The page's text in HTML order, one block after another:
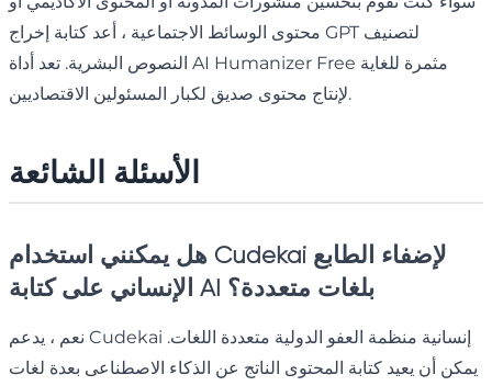
محتوى الوسائط الاجتماعية ، أعد كتابة إخراج GPT لتصنيف
النصوص البشرية. تعد أداة AI Humanizer Free مثمرة للغاية
لإنتاج محتوى صديق لكبار المسئولين الاقتصاديين.
الأسئلة الشائعة
هل يمكنني استخدام Cudekai لإضفاء الطابع
الإنساني على كتابة AI بلغات متعددة؟
نعم ، يدعم Cudekai إنسانية منظمة العفو الدولية متعددة اللغات.
يمكن أن يعيد كتابة المحتوى الناتج عن الذكاء الاصطناعى بعدة لغات